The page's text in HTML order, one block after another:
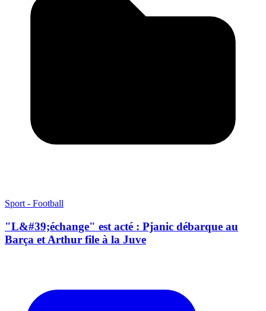
Sport - Football
"L&#39;échange" est acté : Pjanic débarque au
Barça et Arthur file à la Juve